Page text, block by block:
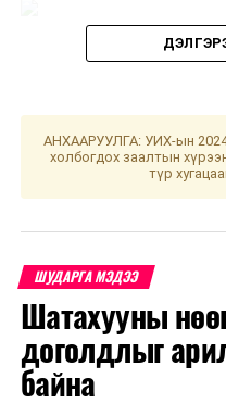
өчигдөр МУБИС-н II
өглөө. Ингэхдээ
зай барин контакт
Дараагийн 2 дахь
Хүчирхийллээс
хорионд байгаа
төлөвлөж байна.
АНХААРУУЛГА: УИХ-ын 2024
холбогдох заалтын
түр
ШУДАРГА МЭДЭЭ
Шатахууны
доголдлыг
байна